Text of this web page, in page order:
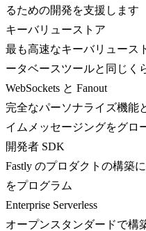
るための開発を支援します
キーバリューストア
最も高速なキーバリュース
ータベースツールと同じく
WebSockets と Fanout
完全なパーソナライズ機能
イムメッセージングをグロ
開発者 SDK
Fastly のプロダクトの構築
をプログラム
Enterprise Serverless
オープンスタンダードで構